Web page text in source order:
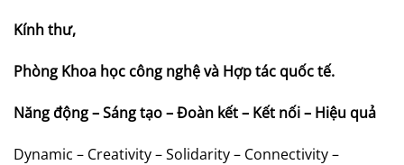
Kính thư,
Phòng Khoa học công nghệ và Hợp tác quốc tế.
Năng động – Sáng tạo – Đoàn kết – Kết nối – Hiệu quả
Dynamic – Creativity – Solidarity – Connectivity –